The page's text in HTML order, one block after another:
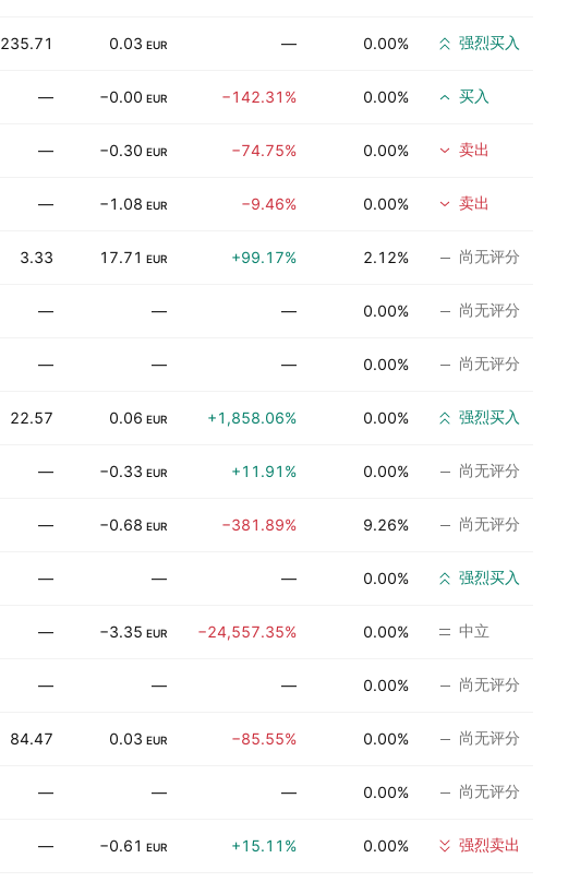
235.71 0.03 EUR — 0.00% 强烈买入
— −0.00 EUR −142.31% 0.00% 买入
— −0.30 EUR −74.75% 0.00% 卖出
— −1.08 EUR −9.46% 0.00% 卖出
3.33 17.71 EUR +99.17% 2.12% 尚无评分
— — — 0.00% 尚无评分
— — — 0.00% 尚无评分
22.57 0.06 EUR +1,858.06% 0.00% 强烈买入
— −0.33 EUR +11.91% 0.00% 尚无评分
— −0.68 EUR −381.89% 9.26% 尚无评分
— — — 0.00% 强烈买入
— −3.35 EUR −24,557.35% 0.00% 中立
— — — 0.00% 尚无评分
84.47 0.03 EUR −85.55% 0.00% 尚无评分
— — — 0.00% 尚无评分
— −0.61 EUR +15.11% 0.00% 强烈卖出